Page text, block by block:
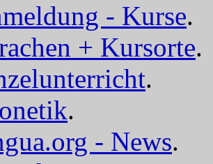
- Kurse.
+ Kursorte.
.
.
- News.